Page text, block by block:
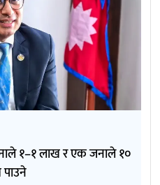
१–१ लाख र एक जनाले १०